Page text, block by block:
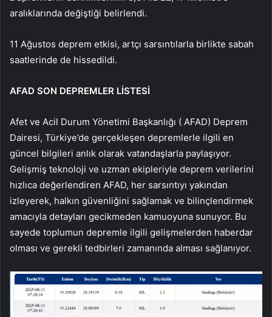
aralıklarında değiştiği belirlendi.
11 Ağustos deprem etkisi, artçı sarsıntılarla birlikte sabah
saatlerinde de hissedildi.
AFAD SON DEPREMLER LİSTESİ
Afet ve Acil Durum Yönetimi Başkanlığı ( AFAD) Deprem
Dairesi, Türkiye’de gerçekleşen depremlerle ilgili en
güncel bilgileri anlık olarak vatandaşlarla paylaşıyor.
Gelişmiş teknoloji ve uzman ekipleriyle deprem verilerini
hızlıca değerlendiren AFAD, her sarsıntıyı yakından
izleyerek, halkın güvenliğini sağlamak ve bilinçlendirmek
amacıyla detayları gecikmeden kamuoyuna sunuyor. Bu
sayede toplumun depremle ilgili gelişmelerden haberdar
olması ve gerekli tedbirleri zamanında alması sağlanıyor.